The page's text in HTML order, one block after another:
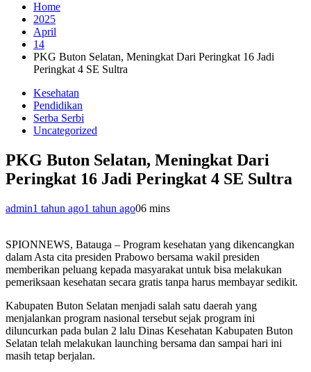
Home
2025
April
14
PKG Buton Selatan, Meningkat Dari Peringkat 16 Jadi
Peringkat 4 SE Sultra
Kesehatan
Pendidikan
Serba Serbi
Uncategorized
PKG Buton Selatan, Meningkat Dari
Peringkat 16 Jadi Peringkat 4 SE Sultra
admin1 tahun ago1 tahun ago06 mins
SPIONNEWS, Batauga – Program kesehatan yang dikencangkan
dalam Asta cita presiden Prabowo bersama wakil presiden
memberikan peluang kepada masyarakat untuk bisa melakukan
pemeriksaan kesehatan secara gratis tanpa harus membayar sedikit.
Kabupaten Buton Selatan menjadi salah satu daerah yang
menjalankan program nasional tersebut sejak program ini
diluncurkan pada bulan 2 lalu Dinas Kesehatan Kabupaten Buton
Selatan telah melakukan launching bersama dan sampai hari ini
masih tetap berjalan.